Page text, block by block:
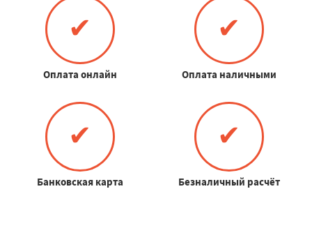
✔
Оплата онлайн
✔
Оплата наличными
✔
Банковская карта
✔
Безналичный расчёт